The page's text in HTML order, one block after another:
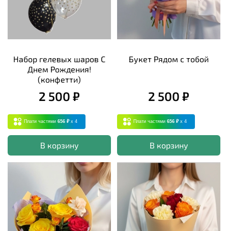
Набор гелевых шаров С
Днем Рождения!
(конфетти)
2 500 ₽
Плати частями 656 ₽ x 4
В корзину
Букет Рядом с тобой
2 500 ₽
Плати частями 656 ₽ x 4
В корзину